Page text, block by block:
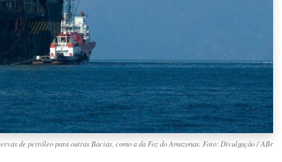
de petróleo para outras Bacias, como a da Foz do Amazonas. Foto: Divulgação / ABr